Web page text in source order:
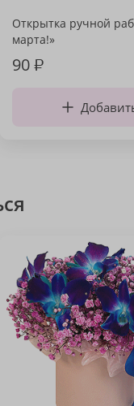
Открытка ручной
марта!»
90₽